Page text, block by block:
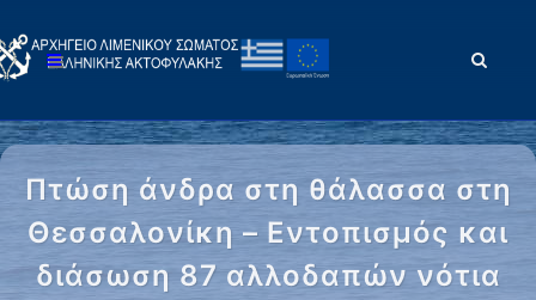
Πτώση άνδρα στη θάλασσα στη
Θεσσαλονίκη – Εντοπισμός και
διάσωση 87 αλλοδαπών νότια